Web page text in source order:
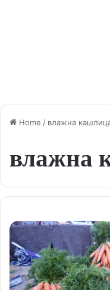
Home / влажна
влажна